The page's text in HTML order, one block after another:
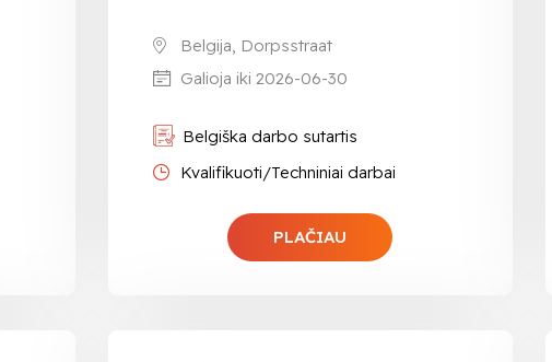
Belgija, Dorpsstraat
Galioja iki 2026-06-30
Belgiška darbo sutartis
Kvalifikuoti/Techniniai darbai
PLAČIAU